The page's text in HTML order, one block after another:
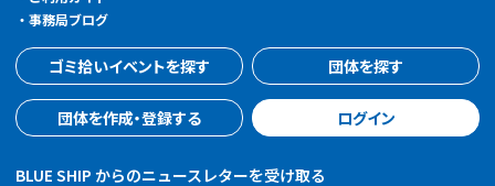
事務局ブログ
ゴミ拾いイベントを探す 団体を探す
団体を作成・登録する ログイン
BLUE SHIP からのニュースレターを受け取る